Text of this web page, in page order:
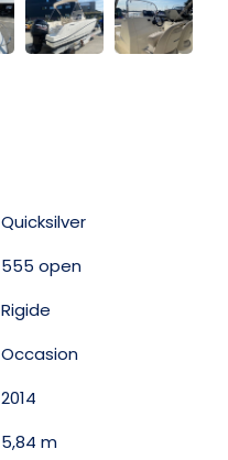
Quicksilver
555 open
Rigide
Occasion
2014
5,84 m